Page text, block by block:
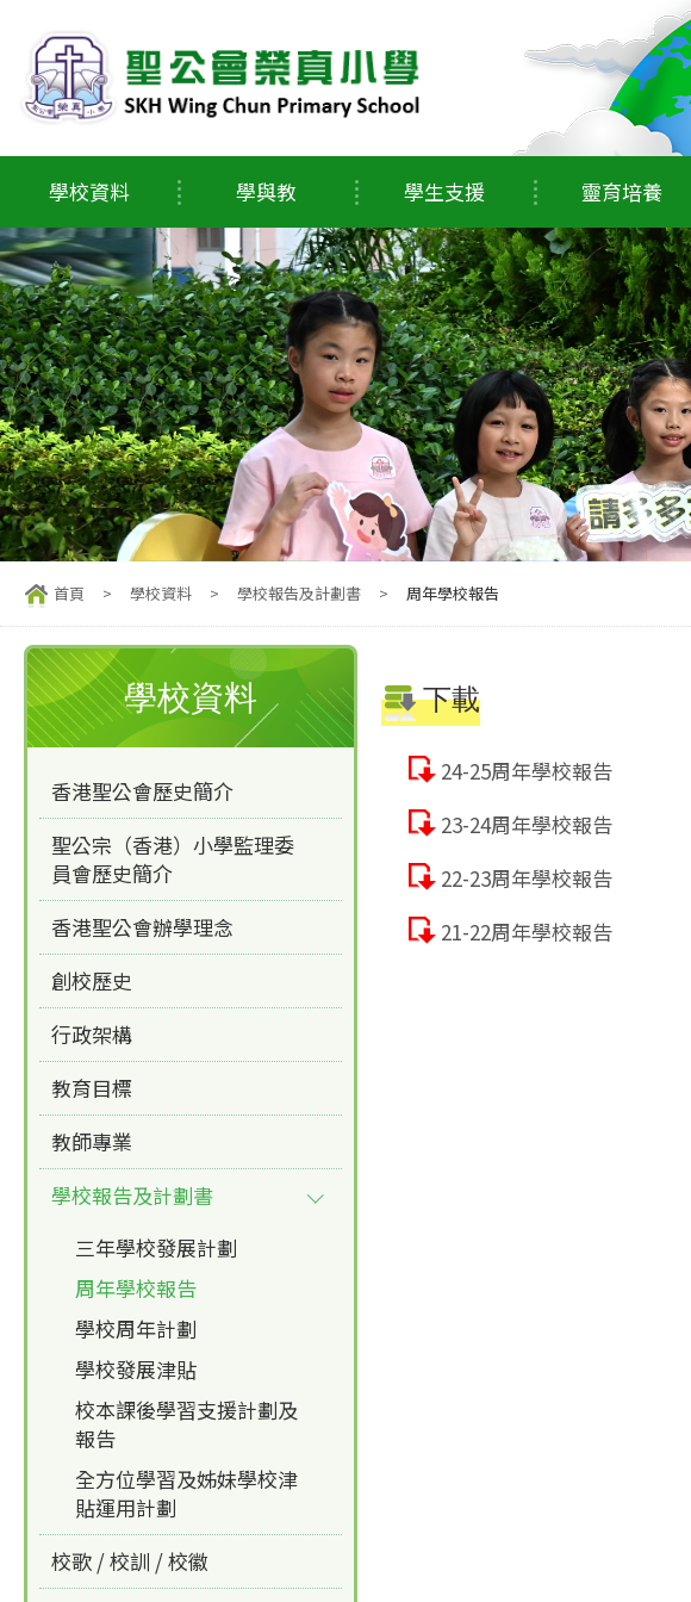
學校資料 學與教 學生支援 靈育培養
首頁 > 學校資料 > 學校報告及計劃書 > 周年學校報告
下載
24-25周年學校報告
23-24周年學校報告
22-23周年學校報告
21-22周年學校報告
學校資料
香港聖公會歷史簡介
聖公宗（香港）小學監理委
員會歷史簡介
香港聖公會辦學理念
創校歷史
行政架構
教育目標
教師專業
學校報告及計劃書
三年學校發展計劃
周年學校報告
學校周年計劃
學校發展津貼
校本課後學習支援計劃及
報告
全方位學習及姊妹學校津
貼運用計劃
校歌 / 校訓 / 校徽